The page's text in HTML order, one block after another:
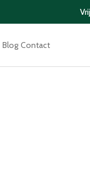
Blog Contact